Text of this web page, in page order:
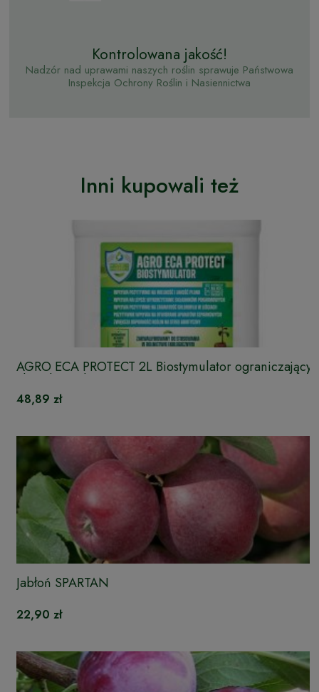
Kontrolowana jakość!
Nadzór nad uprawami naszych roślin sprawuje Państwowa
Inspekcja Ochrony Roślin i Nasiennictwa
Inni kupowali też
AGRO ECA PROTECT 2L Biostymulator ograniczający
choroby roślin
48,89 zł
Jabłoń SPARTAN
22,90 zł